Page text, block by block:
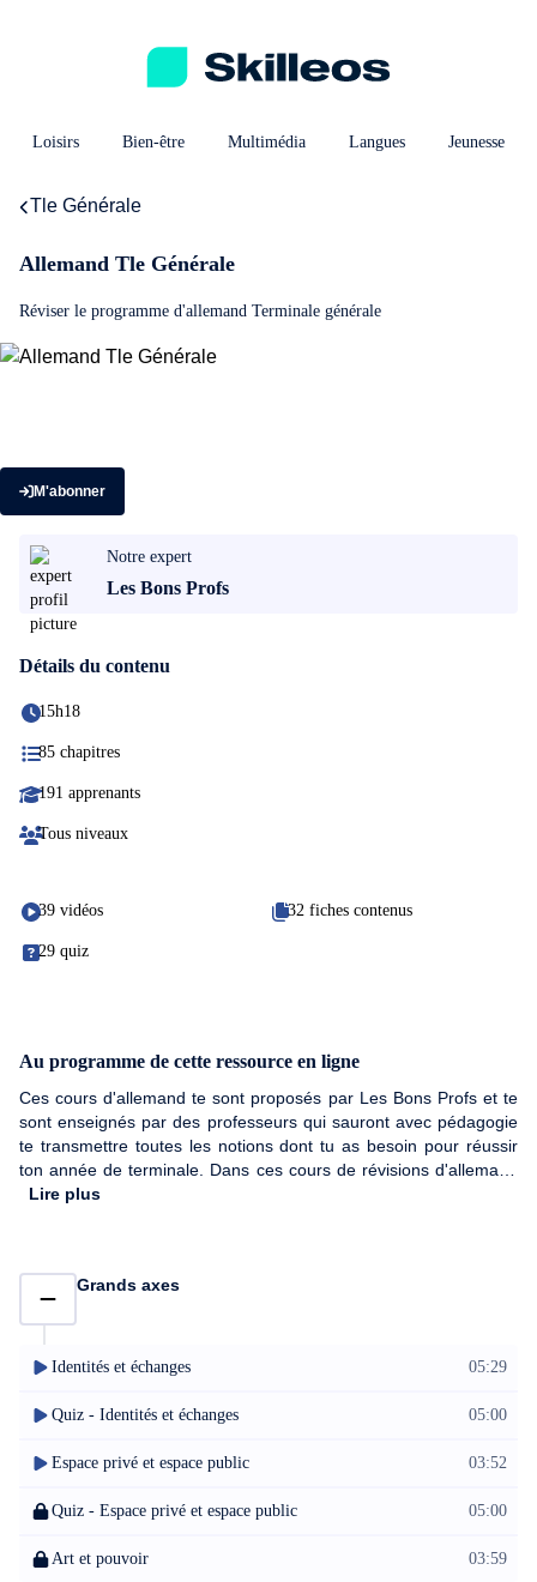
Loisirs Bien-être Multimédia Langues Jeunesse
Tle Générale
Allemand Tle Générale
Réviser le programme d'allemand Terminale générale
M'abonner
Notre expert
Les Bons Profs
Détails du contenu
15h18
85 chapitres
191 apprenants
Tous niveaux
39 vidéos 32 fiches contenus
29 quiz
Au programme de cette ressource en ligne
Ces cours d'allemand te sont proposés par Les Bons Profs et te
sont enseignés par des professeurs qui sauront avec pédagogie
te transmettre toutes les notions dont tu as besoin pour réussir
ton année de terminale. Dans ces cours de révisions d'allemand
niveau Tle tu réviseras ou apprendras selon tes acquis les
public, art et pouvoir, citoyenneté et mondes virtuels, fictions et
de t'évaluer grâce à une compréhension écrite et une
axes abordés précédemment. Tu réviseras ensuite des points de
allemand, le comparatif et le superlatif et d'autres éléments. Tu
temps et tu auras également le droit à un petit point
vous rencontrez durant l'année de terminale : compréhension
Lire plus
Grands axes
Identités et échanges 05:29
Quiz - Identités et échanges 05:00
Espace privé et espace public 03:52
Quiz - Espace privé et espace public 05:00
Art et pouvoir 03:59